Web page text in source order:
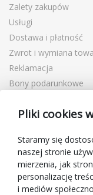
Zalety zakupów
Usługi
Dostawa i płatność
Zwrot i wymiana
Reklamacja
Bony podarunkowe
Blog
O sprzedawcy
Mimulo.pl
Regulamin sklepu
Ochrona danych
Pliki cookies
Staramy się
naszej stronie
mierzenia, jak
personalizację
i mediów